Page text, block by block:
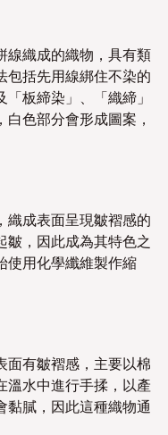
線織成的織物，具有類
包括先用線綁住不染的
「板締染」、「織締」
色部分會形成圖案，
織成表面呈現皺褶感的
皺，因此成為其特色之
使用化學纖維製作縮
面有皺褶感 ，主要以棉
溫水中進行手揉，以產
黏膩，因此這種織物通